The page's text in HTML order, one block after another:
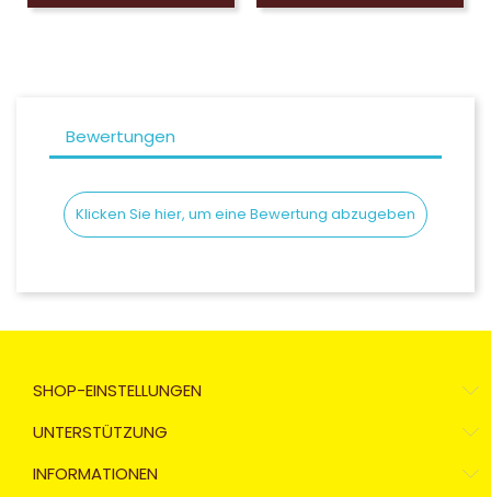
Bewertungen
Klicken Sie hier, um eine Bewertung abzugeben
SHOP-EINSTELLUNGEN
UNTERSTÜTZUNG
INFORMATIONEN